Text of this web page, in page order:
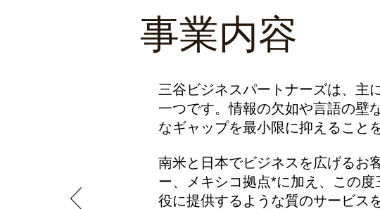
事業内容
三谷ビジネスパートナーズは、主
一つです。情報の欠如や言語の壁
なギャップを最小限に抑えること
南米と日本でビジネスを広げるお
ー、メキシコ拠点*に加え、この
役に提供するような質のサービス